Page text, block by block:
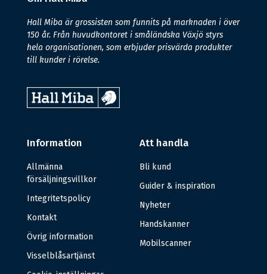
Hall Miba är grossisten som funnits på marknaden i över
150 år. Från huvudkontoret i småländska Växjö styrs
hela organisationen, som erbjuder prisvärda produkter
till kunder i rörelse.
Information
Allmänna
försäljningsvillkor
Integritetspolicy
Kontakt
Övrig information
Visselblåsartjänst
Att handla
Bli kund
Guider & inspiration
Nyheter
Handskanner
Mobilscanner